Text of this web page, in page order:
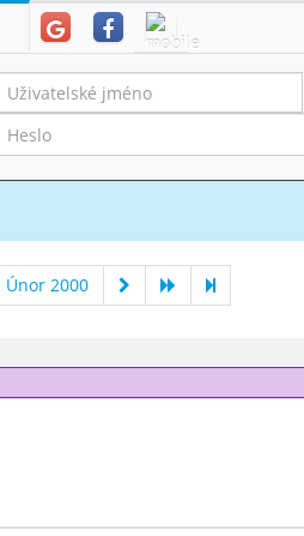
Únor 2000